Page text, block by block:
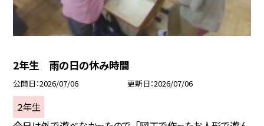
2年生 雨の日の休み時間
公開日 2026/07/06 更新日 2026/07/06
２年生